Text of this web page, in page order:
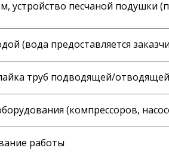
устройство песчаной подушки
(вода предоставляется
труб подводящей/отводящей
(компрессоров,
работы